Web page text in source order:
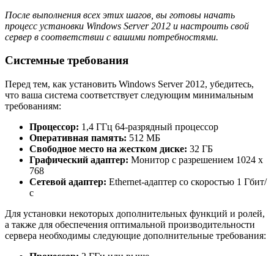
После выполнения всех этих шагов, вы готовы начать
процесс установки Windows Server 2012 и настроить свой
сервер в соответствии с вашими потребностями.
Системные требования
Перед тем, как установить Windows Server 2012, убедитесь,
что ваша система соответствует следующим минимальным
требованиям:
Процессор: 1,4 ГГц 64-разрядный процессор
Оперативная память: 512 МБ
Свободное место на жестком диске: 32 ГБ
Графический адаптер: Монитор с разрешением 1024 x
768
Сетевой адаптер: Ethernet-адаптер со скоростью 1 Гбит/
с
Для установки некоторых дополнительных функций и ролей,
а также для обеспечения оптимальной производительности
сервера необходимы следующие дополнительные требования: